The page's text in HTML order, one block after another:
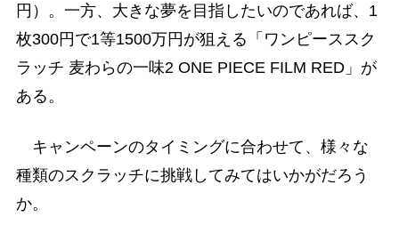
円）。一方、大きな夢を目指したいのであれば、1
枚300円で1等1500万円が狙える「ワンピーススク
ラッチ 麦わらの一味2 ONE PIECE FILM RED」が
ある。
キャンペーンのタイミングに合わせて、様々な
種類のスクラッチに挑戦してみてはいかがだろう
か。